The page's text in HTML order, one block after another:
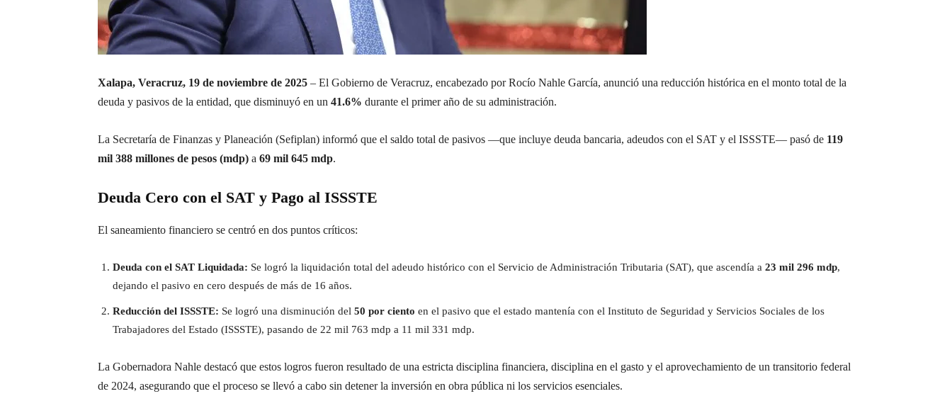
Xalapa, Veracruz, 19 de noviembre de 2025 – El Gobierno de Veracruz, encabezado por Rocío Nahle García, anunció una reducción histórica en el monto total de la
deuda y pasivos de la entidad, que disminuyó en un 41.6% durante el primer año de su administración.
La Secretaría de Finanzas y Planeación (Sefiplan) informó que el saldo total de pasivos —que incluye deuda bancaria, adeudos con el SAT y el ISSSTE— pasó de 119
mil 388 millones de pesos (mdp) a 69 mil 645 mdp.
Deuda Cero con el SAT y Pago al ISSSTE
El saneamiento financiero se centró en dos puntos críticos:
Deuda con el SAT Liquidada: Se logró la liquidación total del adeudo histórico con el Servicio de Administración Tributaria (SAT), que ascendía a 23 mil 296 mdp,
dejando el pasivo en cero después de más de 16 años.
Reducción del ISSSTE: Se logró una disminución del 50 por ciento en el pasivo que el estado mantenía con el Instituto de Seguridad y Servicios Sociales de los
Trabajadores del Estado (ISSSTE), pasando de 22 mil 763 mdp a 11 mil 331 mdp.
La Gobernadora Nahle destacó que estos logros fueron resultado de una estricta disciplina financiera, disciplina en el gasto y el aprovechamiento de un transitorio federal
de 2024, asegurando que el proceso se llevó a cabo sin detener la inversión en obra pública ni los servicios esenciales.